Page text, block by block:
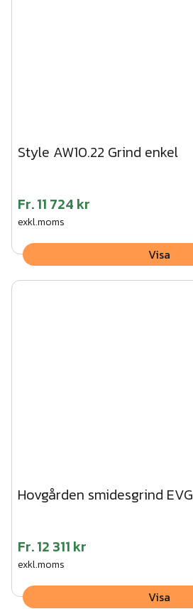
Style AW10.22 Grind enkel
Fr.11 724 kr
exkl.moms
Visa
Hovgården smidesgrind EVG
Fr.12 311 kr
exkl.moms
Visa